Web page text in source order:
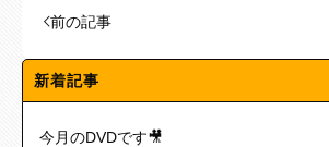
前の記事
新着記事
今月のDVDです🎥